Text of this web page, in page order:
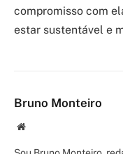
compromisso com
estar sustentável e
Bruno Monteiro
Site/Blog